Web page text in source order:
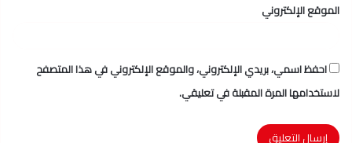
الموقع الإلكتروني
احفظ اسمي، بريدي الإلكتروني، والموقع الإلكتروني في هذا المتصفح
لاستخدامها المرة المقبلة في تعليقي.